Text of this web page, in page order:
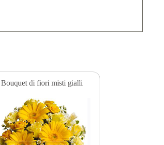
Bouquet di fiori misti gialli